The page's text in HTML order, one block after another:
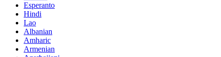
Esperanto
Hindi
Lao
Albanian
Amharic
Armenian